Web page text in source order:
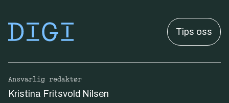
Tips oss
Ansvarlig redaktør
Kristina Fritsvold Nilsen